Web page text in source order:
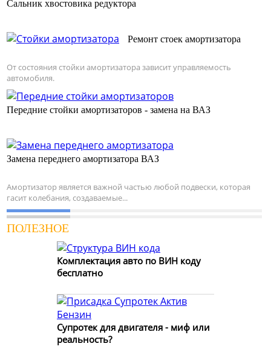
Сальник хвостовика редуктора
Ремонт стоек амортизатора
От состояния стойки амортизатора зависит управляемость
автомобиля.
Передние стойки амортизаторов - замена на ВАЗ
Замена переднего амортизатора ВАЗ
Амортизатор является важной частью любой подвески, которая
гасит колебания, создаваемые...
ПОЛЕЗНОЕ
Комплектация авто по ВИН коду
бесплатно
Супротек для двигателя - миф или
реальность?